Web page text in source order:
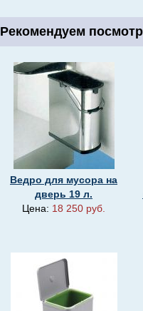
Рекомендуем
Ведро для мусора на
дверь 19 л.
Цена: 18 250 руб.